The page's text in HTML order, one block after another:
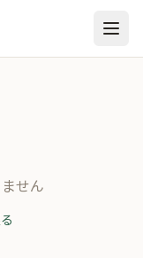
せん